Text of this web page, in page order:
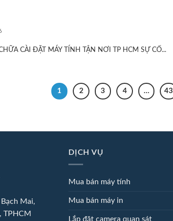
CÀI ĐẶT MÁY TÍNH TẬN NƠI TP HCM SỰ CỐ...
1 2 3 4 … 43
Mai,
TPHCM
DỊCH VỤ
Mua bán máy tính
Mua bán máy in
Lắp đặt camera quan sát